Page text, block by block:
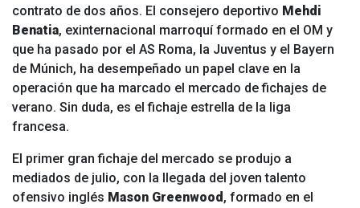
contrato de dos años. El consejero deportivo Mehdi
Benatia, exinternacional marroquí formado en el OM y
que ha pasado por el AS Roma, la Juventus y el Bayern
de Múnich, ha desempeñado un papel clave en la
operación que ha marcado el mercado de fichajes de
verano. Sin duda, es el fichaje estrella de la liga
francesa.
El primer gran fichaje del mercado se produjo a
mediados de julio, con la llegada del joven talento
ofensivo inglés Mason Greenwood , formado en el